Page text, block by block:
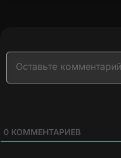
0 КОММЕНТАРИЕВ